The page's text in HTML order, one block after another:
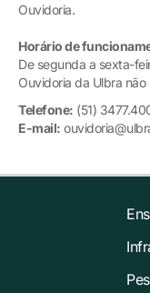
Ouvidoria.
Horário de
De segunda a sexta-
Ouvidoria da Ulbra
Telefone: (51)
E-mail: